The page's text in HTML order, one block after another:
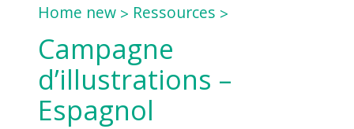
Home new Ressources
Campagne
d’illustrations –
Espagnol